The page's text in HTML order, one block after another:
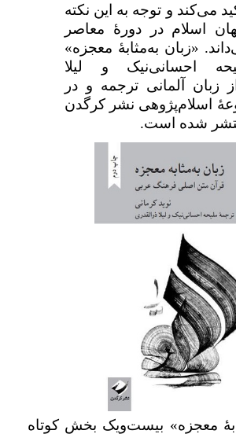
می‌کند و توجه به این نکته
اسلام در دورۀ معاصر
«زبان به‌مثابۀ معجزه»
احسانی‌نیک و لیلا
زبان آلمانی ترجمه و در
اسلام‌پژوهی نشر کرگدن
شده است.
معجزه» بیست‌ویک بخش کوتاه